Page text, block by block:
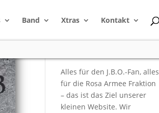
Band Xtras Kontakt
Alles für den J.B.O.-Fan, alles
für die Rosa Armee Fraktion
– das ist das Ziel unserer
kleinen Website. Wir